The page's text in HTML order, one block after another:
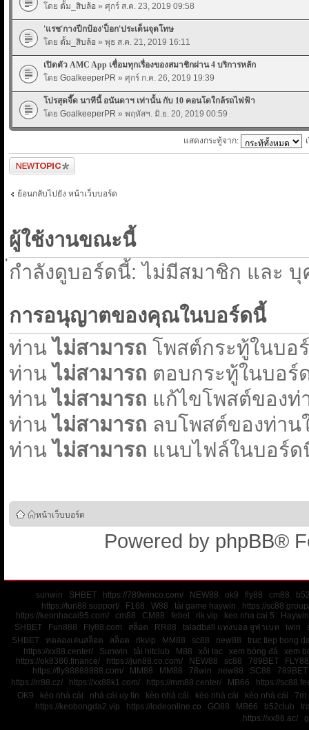
โดย ตั้ม_สิบล้อ » ศุกร์ ส.ค. 23, 2019 09:58
'แรช'กางปีกป้อง'ป็อก'ประเด็นจุดโทษ
โดย ตั้ม_สิบล้อ » พุธ ส.ค. 21, 2019 16:11
เปิดตัว AMC App เชื่อมทุกเรื่องของสมาชิกผ่าน 4 บริการหลัก
โดย GoalkeeperPR » ศุกร์ ก.ค. 26, 2019 19:39
โปรสุดจี๊ด นาทีนี้ อนันดาฯ เท่านั้น กับ 10 คอนโดใกล้รถไฟฟ้า
โดย GoalkeeperPR » พฤหัสฯ. มิ.ย. 20, 2019 00:59
แสดงกระทู้จาก:
ตั้งกระทู้ใหม่
ย้อนกลับไปยัง หน้าเว็บบอร์ด
ผู้ใช้งานขณะนี้
กำลังดูบอร์ดนี้: ไม่มีสมาชิก และ
การอนุญาตของคุณในบอร์ดนี้
ท่านไม่สามารถ โพสต์กระทู้ในบอ
ท่านไม่สามารถ ตอบกระทู้ในบอร์
ท่านไม่สามารถ แก้ไขโพสต์ของท่
ท่านไม่สามารถ ลบโพสต์ของท่าน
ท่านไม่สามารถ แนบไฟล์ในบอร์ด
หน้าเว็บบอร์ด
Powered by phpBB®
sunwin SHBET https://789winco.com/ NEW88 ok9 fly88 cm88
https://fun88.support/
F168 W88 tải game haywin
https://
https://keonhacai95.com/
cm88 CM88 febet rik vip keo nha cai 5
Haywin
SHBET
Fun888 Fly88.com สล็อต RR88 taladball แทงบอล ยูฟ่าเบท iwin
SHBET
ทดลองเล่นสล็อต สล็อต rikvip MM88 sc88 new88
truc tiep bong
https://xx88.center/
Sunwin tải hitclub M88 xôi lạc xem bóng đá
xem
https://ok8386.finance/
https://jun88.co.com/ NEW88 sc88 789BET
FLY88
https://fly88888888.com/
MM88 MM88 78win new88 SC88
789BET
https://rr88.cz/
https://xx88k1.com/ https://mm88.center/ MB66
https://
OK9
kèo nhà cái nhà cái uy tín kèo nhà cái kèo nhà cái kèo nhà cái
7m
https://keobongda2.vip
https://lodeonline.co GO88 MB66 b52club
https://xx88.ac/